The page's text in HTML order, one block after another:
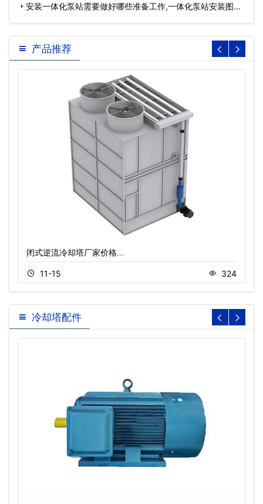
安装一体化泵站需要做好哪些准备工作,一体化泵站安装图
片…
产品推荐
闭式逆流冷却塔厂家价格…
11-15 324
冷却塔配件